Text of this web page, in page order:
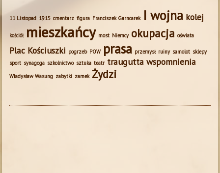
11 Listopad 1915 cmentarz figura Franciszek Garncarek I wojna kolej
kościół mieszkańcy most Niemcy okupacja oświata
Plac Kościuszki pogrzeb POW prasa przemysł ruiny samolot sklepy
sport synagoga szkolnictwo sztuka teatr traugutta wspomnienia
Władysław Wasung zabytki zamek Żydzi